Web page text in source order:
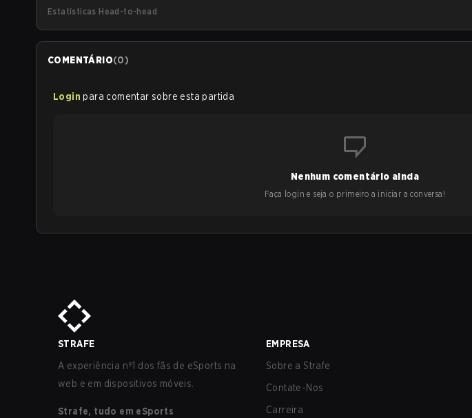
Estatísticas Head-to-head
COMENTÁRIO(0)
Login para comentar sobre esta partida
Nenhum comentário ainda
Faça login e seja o primeiro a iniciar a conversa!
STRAFE
A experiência nº1 dos fãs de eSports na
web e em dispositivos móveis.
Strafe, tudo em eSports
EMPRESA
Sobre a Strafe
Contate-Nos
Carreira